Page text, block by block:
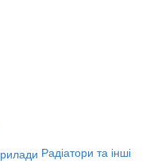
Радіатори та інші